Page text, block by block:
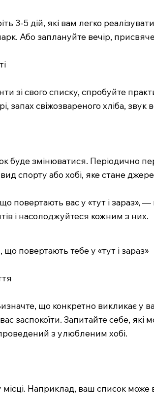
3-5 дій, які вам легко
Або заплануйте вечір,
зі свого списку, спробуйте
запах свіжозвареного хліба,
буде змінюватися. Періодично
спорту або хобі, яке стане
повертають вас у «тут і зараз»,
і насолоджуйтеся кожним з них.
повертають тебе у «тут і зараз»
що конкретно викликає у
заспокоїти. Запитайте себе,
з улюбленим хобі.
місці. Наприклад, ваш список може